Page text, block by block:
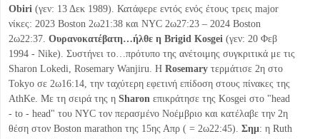
Obiri (γεν: 13 Δεκ 1989). Κατάφερε εντός ενός έτους τρεις major
νίκες: 2023 Boston 2ω21:38 και NYC 2ω27:23 – 2024 Boston
2ω22:37. Ουρανοκατέβατη…ήλθε η Brigid Kosgei (γεν: 20 Φεβ
1994 - Nike). Συστήνει το…πρότυπο της ανέτοιμης συγκριτικά με τις
Sharon Lokedi, Rosemary Wanjiru. Η Rosemary τερμάτισε 2η στο
Tokyo σε 2ω16:14, την ταχύτερη εφετινή επίδοση στους πίνακες της
AthKe. Με τη σειρά της η Sharon επικράτησε της Kosgei στο "head
- to - head" του NYC τον περασμένο Νοέμβριο και κατέλαβε την 2η
θέση στον Boston marathon της 15ης Απρ ( = 2ω22:45). Σημ: η Ruth